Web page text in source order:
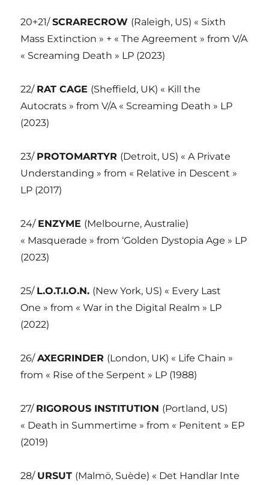
20+21/SCRARECROW (Raleigh, US) « Sixth
Mass Extinction » + « The Agreement » from V/A
« Screaming Death » LP (2023)
22/ RAT CAGE (Sheffield, UK) « Kill the
Autocrats » from V/A « Screaming Death » LP
(2023)
23/ PROTOMARTYR (Detroit, US) « A Private
Understanding » from « Relative in Descent »
LP (2017)
24/ ENZYME (Melbourne, Australie)
« Masquerade » from ‘Golden Dystopia Age » LP
(2023)
25/ L.O.T.I.O.N. (New York, US) « Every Last
One » from « War in the Digital Realm » LP
(2022)
26/AXEGRINDER (London, UK) « Life Chain »
from « Rise of the Serpent » LP (1988)
27/ RIGOROUS INSTITUTION (Portland, US)
« Death in Summertime » from « Penitent » EP
(2019)
28/ URSUT (Malmö, Suède) « Det Handlar Inte